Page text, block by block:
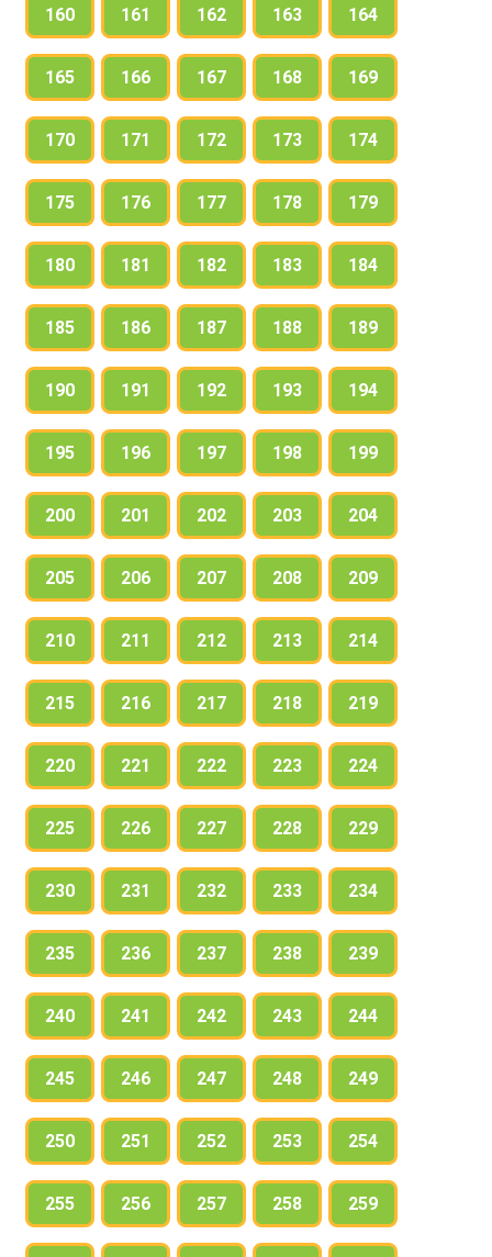
160 161 162 163 164
165 166 167 168 169
170 171 172 173 174
175 176 177 178 179
180 181 182 183 184
185 186 187 188 189
190 191 192 193 194
195 196 197 198 199
200 201 202 203 204
205 206 207 208 209
210 211 212 213 214
215 216 217 218 219
220 221 222 223 224
225 226 227 228 229
230 231 232 233 234
235 236 237 238 239
240 241 242 243 244
245 246 247 248 249
250 251 252 253 254
255 256 257 258 259